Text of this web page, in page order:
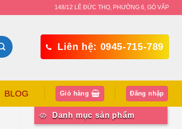
148/12 LÊ ĐỨC THỌ, PHƯỜNG 6, GÒ VẤP
Liên hệ: 0945-715-789
BLOG Giỏ hàng Đăng nhập
Danh mục sản phẩm